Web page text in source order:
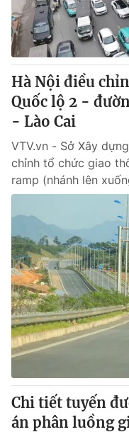
Tư vấn
Chuyên mục khác
Emagazine
Photo
Video
VTV Money
VTV Sức khoẻ
Thị trường 24h
VTV4
VTV9
Liên hệ tòa soạn
Hà Nội điều
Quốc lộ 2 -
- Lào Cai
VTV.vn - Sở Xây
chỉnh tổ chức giao
ramp (nhánh lên
Chi tiết tuyến
án phân luồng